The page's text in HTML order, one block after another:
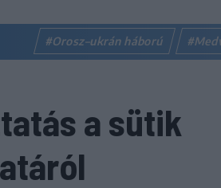
#Orosz–ukrán háború
a sütik